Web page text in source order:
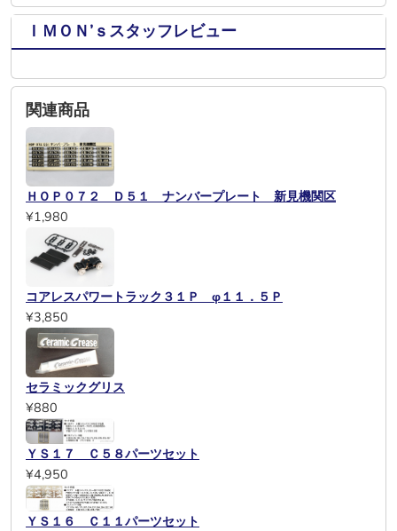
ＩＭＯＮ’ｓスタッフレビュー
関連商品
ＨＯＰ０７２ Ｄ５１ ナンバープレート 新見機関区
¥1,980
コアレスパワートラック３１Ｐ φ１１．５Ｐ
¥3,850
セラミックグリス
¥880
ＹＳ１７ Ｃ５８パーツセット
¥4,950
ＹＳ１６ Ｃ１１パーツセット